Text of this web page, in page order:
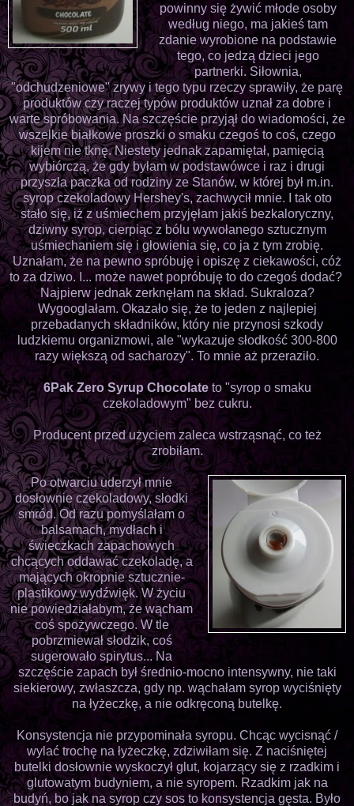
powinny się żywić młode osoby
według niego, ma jakieś tam
zdanie wyrobione na podstawie
tego, co jedzą dzieci jego
partnerki. Siłownia,
"odchudzeniowe" zrywy i tego typu rzeczy sprawiły, że parę
produktów czy raczej typów produktów uznał za dobre i
warte spróbowania. Na szczęście przyjął do wiadomości, że
wszelkie białkowe proszki o smaku czegoś to coś, czego
kijem nie tknę. Niestety jednak zapamiętał, pamięcią
wybiórczą, że gdy byłam w podstawówce i raz i drugi
przyszła paczka od rodziny ze Stanów, w której był m.in.
syrop czekoladowy Hershey's, zachwycił mnie. I tak oto
stało się, iż z uśmiechem przyjęłam jakiś bezkaloryczny,
dziwny syrop, cierpiąc z bólu wywołanego sztucznym
uśmiechaniem się i głowienia się, co ja z tym zrobię.
Uznałam, że na pewno spróbuję i opiszę z ciekawości, cóż
to za dziwo. I... może nawet popróbuję to do czegoś dodać?
Najpierw jednak zerknęłam na skład. Sukraloza?
Wygooglałam. Okazało się, że to jeden z najlepiej
przebadanych składników, który nie przynosi szkody
ludzkiemu organizmowi, ale "wykazuje słodkość 300-800
razy większą od sacharozy". To mnie aż przeraziło.
6Pak Zero Syrup Chocolateto "syrop o smaku
czekoladowym" bez cukru.
Producent przed użyciem zaleca wstrząsnąć, co też
zrobiłam.
Po otwarciu uderzył mnie
dosłownie czekoladowy, słodki
smród. Od razu pomyślałam o
balsamach, mydłach i
świeczkach zapachowych
chcących oddawać czekoladę, a
mających okropnie sztucznie-
plastikowy wydźwięk. W życiu
nie powiedziałabym, że wącham
coś spożywczego. W tle
pobrzmiewał słodzik, coś
sugerowało spirytus... Na
szczęście zapach był średnio-mocno intensywny, nie taki
siekierowy, zwłaszcza, gdy np. wąchałam syrop wyciśnięty
na łyżeczkę, a nie odkręconą butelkę.
Konsystencja nie przypominała syropu. Chcąc wycisnąć /
wylać trochę na łyżeczkę, zdziwiłam się. Z naciśniętej
butelki dosłownie wyskoczył glut, kojarzący się z rzadkim i
glutowatym budyniem, a nie syropem. Rzadkim jak na
budyń, bo jak na syrop czy sos to konsystencja gęsta. Było